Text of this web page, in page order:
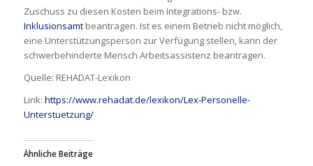
Zuschuss zu diesen Kosten beim Integrations- bzw.
Inklusionsamtbeantragen. Ist es einem Betrieb nicht möglich,
eine Unterstützungsperson zur Verfügung stellen, kann der
schwerbehinderte Mensch Arbeitsassistenz beantragen.
Quelle: REHADAT-Lexikon
Link: https://www.rehadat.de/lexikon/Lex-Personelle-
Unterstuetzung/
Ähnliche Beiträge